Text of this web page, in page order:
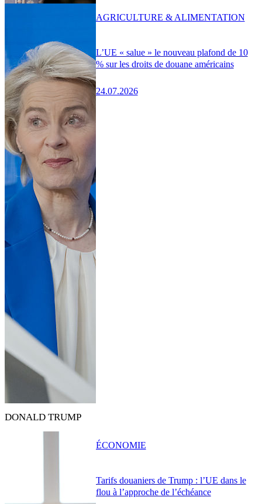
L’UE « salue » le nouveau plafond de 10
% sur les droits de douane américains
24.07.2026
AGRICULTURE & ALIMENTATION
DONALD TRUMP
Tarifs douaniers de Trump : l’UE dans le
flou à l’approche de l’échéance
ÉCONOMIE